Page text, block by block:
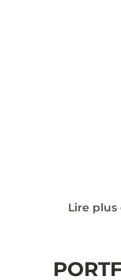
Lire